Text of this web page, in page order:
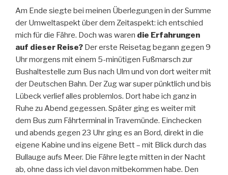
Am Ende siegte bei meinen Überlegungen in der Summe
der Umweltaspekt über dem Zeitaspekt: ich entschied
mich für die Fähre. Doch was waren die Erfahrungen
auf dieser Reise? Der erste Reisetag begann gegen 9
Uhr morgens mit einem 5-minütigen Fußmarsch zur
Bushaltestelle zum Bus nach Ulm und von dort weiter mit
der Deutschen Bahn. Der Zug war super pünktlich und bis
Lübeck verlief alles problemlos. Dort habe ich ganz in
Ruhe zu Abend gegessen. Später ging es weiter mit
dem Bus zum Fährterminal in Travemünde. Einchecken
und abends gegen 23 Uhr ging es an Bord, direkt in die
eigene Kabine und ins eigene Bett – mit Blick durch das
Bullauge aufs Meer. Die Fähre legte mitten in der Nacht
ab, ohne dass ich viel davon mitbekommen habe. Den